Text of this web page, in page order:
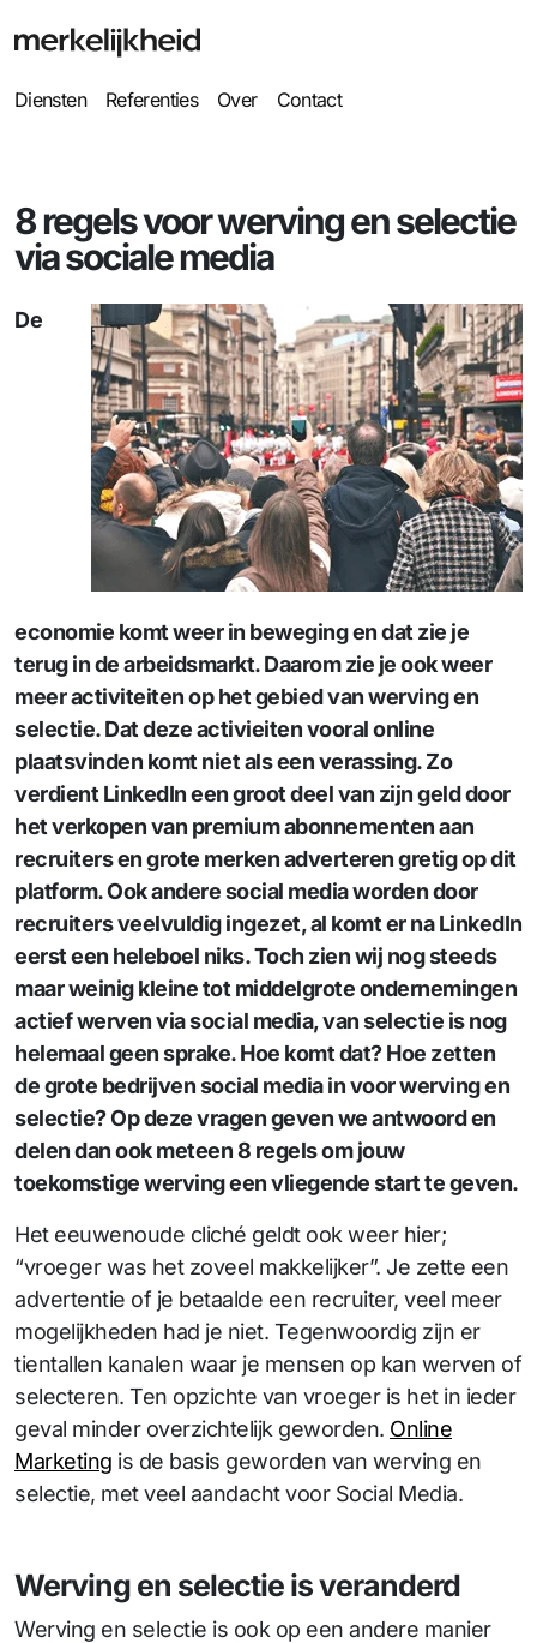
Diensten Referenties Over Contact
8 regels voor werving en selectie
via sociale media
De
economie komt weer in beweging en dat zie je
terug in de arbeidsmarkt. Daarom zie je ook weer
meer activiteiten op het gebied van werving en
selectie. Dat deze activieiten vooral online
plaatsvinden komt niet als een verassing. Zo
verdient LinkedIn een groot deel van zijn geld door
het verkopen van premium abonnementen aan
recruiters en grote merken adverteren gretig op dit
platform. Ook andere social media worden door
recruiters veelvuldig ingezet, al komt er na LinkedIn
eerst een heleboel niks. Toch zien wij nog steeds
maar weinig kleine tot middelgrote ondernemingen
actief werven via social media, van selectie is nog
helemaal geen sprake. Hoe komt dat? Hoe zetten
de grote bedrijven social media in voor werving en
selectie? Op deze vragen geven we antwoord en
delen dan ook meteen 8 regels om jouw
toekomstige werving een vliegende start te geven.
Het eeuwenoude cliché geldt ook weer hier;
“vroeger was het zoveel makkelijker”. Je zette een
advertentie of je betaalde een recruiter, veel meer
mogelijkheden had je niet. Tegenwoordig zijn er
tientallen kanalen waar je mensen op kan werven of
selecteren. Ten opzichte van vroeger is het in ieder
geval minder overzichtelijk geworden. Online
Marketing is de basis geworden van werving en
selectie, met veel aandacht voor Social Media.
Werving en selectie is veranderd
Werving en selectie is ook op een andere manier